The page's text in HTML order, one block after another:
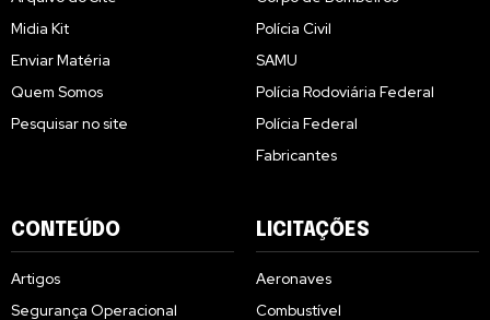
Midia Kit
Enviar Matéria
Quem Somos
Pesquisar no site
Polícia Civil
SAMU
Polícia Rodoviária Federal
Polícia Federal
Fabricantes
CONTEÚDO
Artigos
Segurança Operacional
LICITAÇÕES
Aeronaves
Combustível